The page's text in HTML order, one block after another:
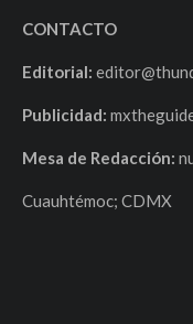
CONTACTO
Editorial:
Publicidad:
Mesa de Redacción:
Cuauhtémoc; CDMX